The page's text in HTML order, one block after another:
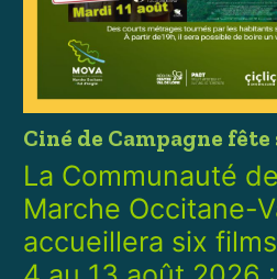
Ciné de Campagne fête
La Communauté
Marche Occitane-
accueillera six